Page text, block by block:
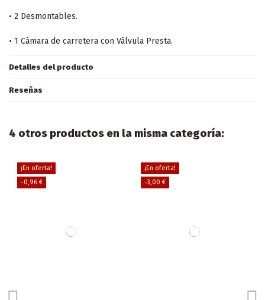
• 2 Desmontables.
• 1 Cámara de carretera con Válvula Presta.
Detalles del producto
Reseñas
4 otros productos en la misma categoría:
¡En oferta!
-0,96 €
¡En oferta!
-3,00 €